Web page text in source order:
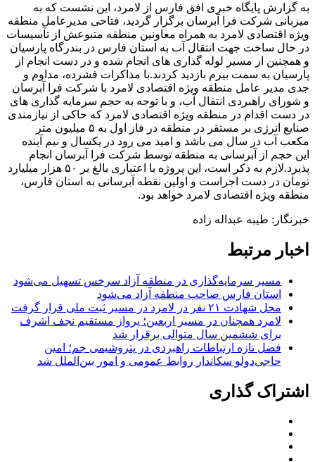
به گزارش پایگاه خبری افق فارس از لامرد، این نشست که به
میزبانی شرکت فرا آبرسان برگزار گردید، فتاحی مدیرعامل منطقه
ویژه اقتصادی لامرد به همراه معاونین منطقه متبوعش از تآسیسات
در حال ساخت جهت انتقال آب به استان فارس در بندرگاه پارسیان
و همچنین از مسیر لوله گذاری های انجام شده و در دست انجام از
پارسیان به سمت بیرم بازدید کردند.با مذاکرات فشرده، مداوم و
جدی مدیر عامل منطقه ویژه اقتصادی لامرد با شرکت فرا آبرسان
و شورای راهبردی انتقال آب، و با توجه به حجم سرمایه گذاری های
در دست اقدام در منطقه ویژه اقتصادی لامرد که حاکی از نیازمندی
صنایع انرژی بر مستقر در منطقه در فاز اول به ۵ میلیون متر
مکعب آب در سال می باشد و امید می رود در یکسال و نیم آینده
این حجم از آبرسانی به منطقه توسط شرکت فرا آبرسان انجام
پذیرد.لازم به ذکر است، این پروژه با اعتباری بالغ بر ۵۰ هزار میلیارد
تومان در دست اجراست و اولین نقطه آبرسانی به استان فارس،
منطقه ویژه اقتصادی لامرد خواهد بود.
خبرنگار: طیبه عبداله زاده
اخبار مرتبط
مسیر سرمایه‌گذاری در منطقه آزاد سرخس تسهیل می‌شود
استان فارس صاحب منطقه آزاد می‌شود
محل شهادت ۲۱ نفر در لامرد در مسیر ثبت ملی قرار گرفت
لامرد همچنان در مسیر اربعین؛ پرواز مستقیم نجف اشرف
برای ششمین سال متوالی برقرار شد
فصل تازه ارتباطات راهبردی در پتروشیمی جم؛ امین
حاجی‌دولو سکاندار روابط عمومی و امور بین‌الملل شد
اشتراک گذاری